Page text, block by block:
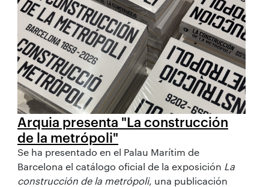
Arquia presenta "La construcción
de la metrópoli"
Se ha presentado en el Palau Marítim de
Barcelona el catálogo oficial de la exposición La
construcción de la metrópoli, una publicación